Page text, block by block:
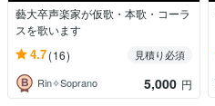
藝大卒声楽家が仮歌・本歌・コーラ
スを歌います
4.7(16)
見積り必須
Rin✧Soprano
5,000 円